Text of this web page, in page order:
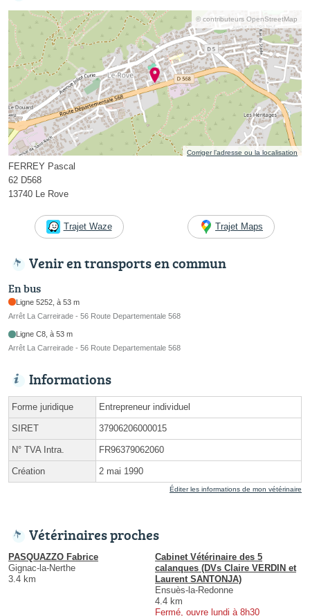
© contributeurs OpenStreetMap
Corriger l’adresse ou la localisation
FERREY Pascal
62 D568
13740 Le Rove
Trajet Waze Trajet Maps
Venir en transports en commun
En bus
Ligne 5252, à 53 m
Arrêt La Carreirade - 56 Route Departementale 568
Ligne C8, à 53 m
Arrêt La Carreirade - 56 Route Departementale 568
Informations
Forme juridique Entrepreneur individuel
SIRET 37906206000015
N° TVA Intra. FR96379062060
Création 2 mai 1990
Éditer les informations de mon vétérinaire
Vétérinaires proches
PASQUAZZO Fabrice
Gignac-la-Nerthe
3.4 km
Cabinet Vétérinaire des 5
calanques (DVs Claire VERDIN et
Laurent SANTONJA)
Ensuès-la-Redonne
4.4 km
Fermé, ouvre lundi à 8h30